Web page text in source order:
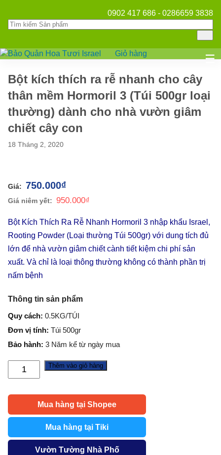
0902 417 686 - 0286659 3838
☰
Giỏ hàng
Bột kích thích ra rễ nhanh cho cây
thân mềm Hormoril 3 (Túi 500gr loại
thường) dành cho nhà vườn giâm
chiết cây con
18 Tháng 2, 2020
950.000₫
750.000₫
Bột Kích Thích Ra Rễ Nhanh Hormoril 3 nhập khẩu Israel,
Rooting Powder (Loại thường Túi 500gr) với dung tích đủ
lớn để nhà vườn giâm chiết cành tiết kiệm chi phí sản
xuất. Và chỉ là loại thông thường không có thành phần trị
nấm bệnh
Thông tin sản phẩm
Quy cách: 0.5KG/TÚI
Đơn vị tính: Túi 500gr
Bảo hành: 3 Năm kể từ ngày mua
kích
thích
rễ
nhanh
Thêm vào giỏ hàng
Mua hàng tại Shopee
Mua hàng tại Tiki
Vườn Tường Nhà Phố